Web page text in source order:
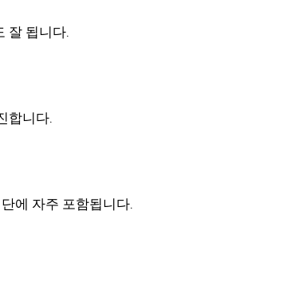
잘 됩니다.
합니다.
에 자주 포함됩니다.